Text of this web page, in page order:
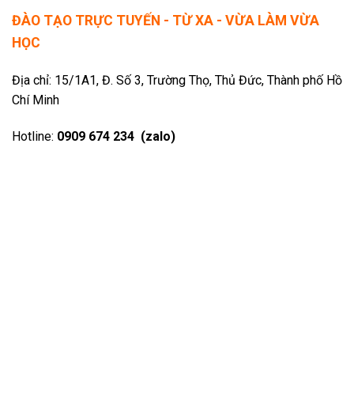
ĐÀO TẠO TRỰC TUYẾN - TỪ XA - VỪA LÀM VỪA
HỌC
Địa chỉ: 15/1A1, Đ. Số 3, Trường Thọ, Thủ Đức, Thành phố Hồ
Chí Minh
Hotline: 0909 674 234 (zalo)